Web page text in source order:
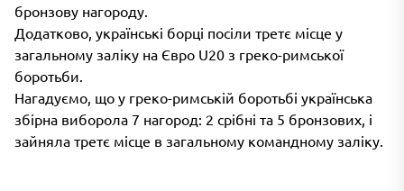
бронзову нагороду.
Додатково, українські борці посіли третє місце у
загальному заліку на Євро U20 з греко-римської
боротьби.
Нагадуємо, що у греко-римській боротьбі українська
збірна виборола 7 нагород: 2 срібні та 5 бронзових, і
зайняла третє місце в загальному командному заліку.